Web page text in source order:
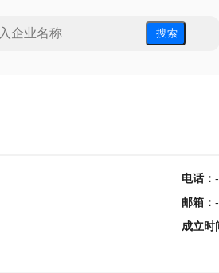
搜 索
电话： -
邮箱 ： -
成立时